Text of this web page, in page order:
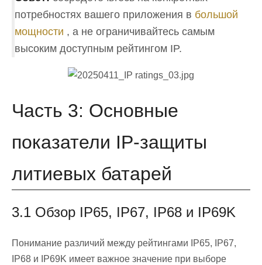
потребностях вашего приложения в большой
мощности , а не ограничивайтесь самым
высоким доступным рейтингом IP.
Часть 3: Основные
показатели IP-защиты
литиевых батарей
3.1 Обзор IP65, IP67, IP68 и IP69K
Понимание различий между рейтингами IP65, IP67,
IP68 и IP69K имеет важное значение при выборе